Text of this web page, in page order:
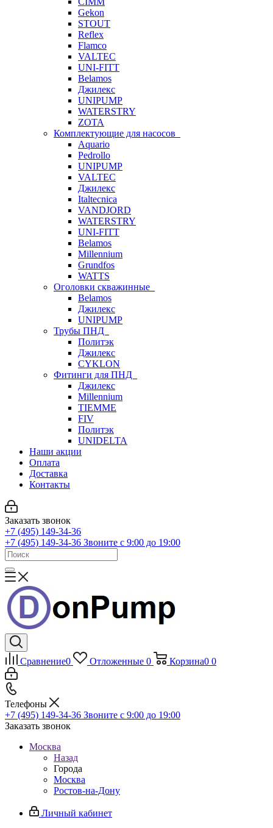
Gekon
STOUT
Reflex
Flamco
VALTEC
UNI-FITT
Belamos
Джилекс
UNIPUMP
WATERSTRY
ZOTA
Комплектующие для насосов
Aquario
Pedrollo
UNIPUMP
VALTEC
Джилекс
Italtecnica
VANDJORD
WATERSTRY
UNI-FITT
Belamos
Millennium
Grundfos
WATTS
Оголовки скважинные
Belamos
Джилекс
UNIPUMP
Трубы ПНД
Политэк
Джилекс
CYKLON
Фитинги для ПНД
Джилекс
Millennium
TIEMME
FIV
Политэк
UNIDELTA
Наши акции
Оплата
Доставка
Контакты
Заказать звонок
+7 (495) 149-34-36
+7 (495) 149-34-36 Звоните с 9:00 до 19:00
Сравнение0 Отложенные 0 Корзина0 0
Телефоны
+7 (495) 149-34-36 Звоните с 9:00 до 19:00
Заказать звонок
Москва
Назад
Города
Москва
Ростов-на-Дону
Личный кабинет